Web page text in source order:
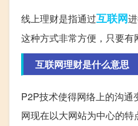
线上理财是指通过互联网
这种方式非常方便，只要有
互联网理财是什么意思
P2P技术使得网络上的沟
网现在以大网站为中心的特